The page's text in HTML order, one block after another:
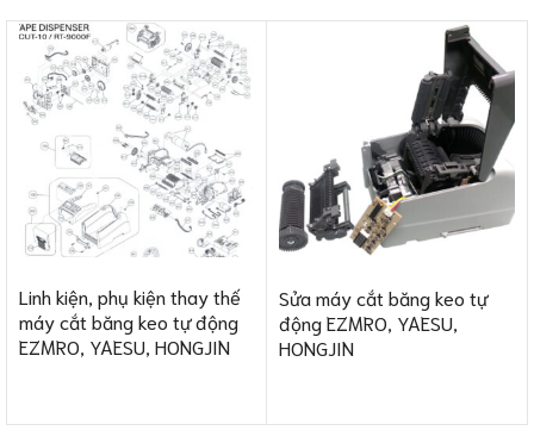
Linh kiện, phụ kiện thay thế
máy cắt băng keo tự động
EZMRO, YAESU, HONGJIN
Sửa máy cắt băng keo tự
động EZMRO, YAESU,
HONGJIN